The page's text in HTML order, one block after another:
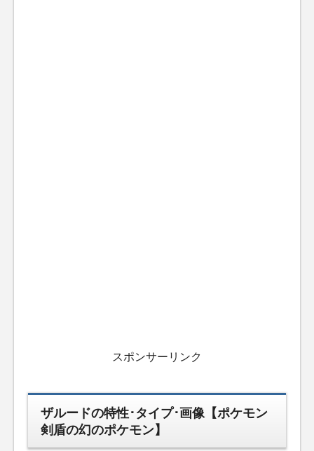
スポンサーリンク
ザルードの特性･タイプ･画像【ポケモン
剣盾の幻のポケモン】